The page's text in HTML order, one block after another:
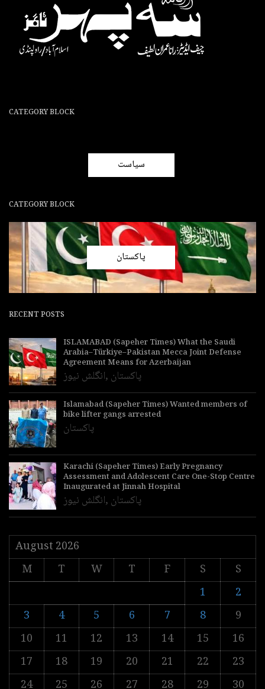
CATEGORY BLOCK
سیاست
CATEGORY BLOCK
پاکستان
RECENT POSTS
ISLAMABAD (Sapeher Times) What the Saudi
Arabia–Türkiye–Pakistan Mecca Joint Defense
Agreement Means for Azerbaijan
انگلش نیوز, پاکستان
Islamabad (Sapeher Times) Wanted members of
bike lifter gangs arrested
پاکستان
Karachi (Sapeher Times) Early Pregnancy
Assessment and Adolescent Care One-Stop Centre
Inaugurated at Jinnah Hospital
انگلش نیوز, پاکستان
August 2026
M
T W T F S
S
1
2
3
4 5 6 7 8
9
10
11 12 13 14 15
16
17
18 19 20 21 22
23